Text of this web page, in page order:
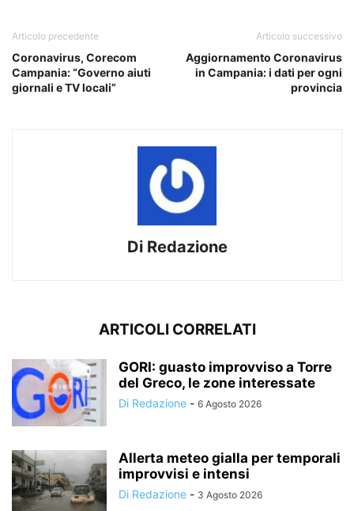
Articolo precedente
Coronavirus, Corecom
Campania: “Governo aiuti
giornali e TV locali”
Articolo successivo
Aggiornamento Coronavirus
in Campania: i dati per ogni
provincia
Di Redazione
ARTICOLI CORRELATI
GORI: guasto improvviso a Torre
del Greco, le zone interessate
Di Redazione - 6 Agosto 2026
Allerta meteo gialla per temporali
improvvisi e intensi
Di Redazione - 3 Agosto 2026